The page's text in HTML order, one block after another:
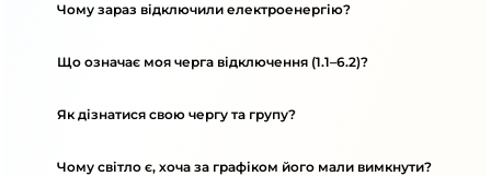
Чому зараз відключили електроенергію?
Що означає моя черга відключення (1.1–6.2)?
Як дізнатися свою чергу та групу?
Чому світло є, хоча за графіком його мали вимкнути?